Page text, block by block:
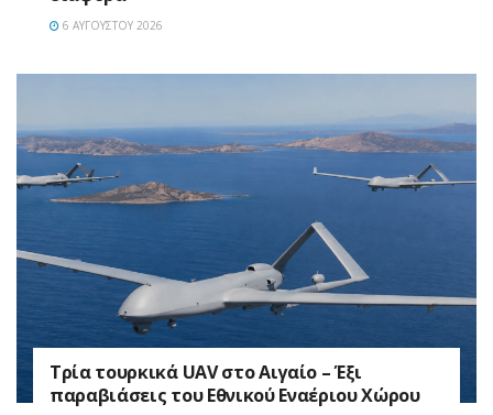
6 ΑΥΓΟΎΣΤΟΥ 2026
Τρία τουρκικά UAV στο Αιγαίο – Έξι
παραβιάσεις του Εθνικού Εναέριου Χώρου